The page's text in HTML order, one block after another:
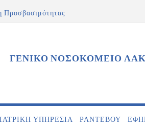
Προσβασιμότητας
ΓΕΝΙΚΟ ΝΟΣΟΚΟΜΕΙΟ
ΙΑΤΡΙΚΉ ΥΠΗΡΕΣΊΑ ΡΑΝΤΕΒΟΎ